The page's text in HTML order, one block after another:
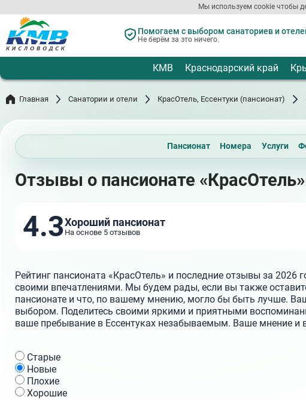
Мы используем cookie чтобы
к
основному
содержанию
Помогаем с выбором санаториев и
Не берём за это ничего.
КМВ Краснодарский край
Главная Санатории и отели КрасОтель, Ессентуки (пансионат)
Пансионат Номера Услуги
Отзывы о пансионате
4.3Хороший пансионат
На основе 5 отзывов
Рейтинг пансионата «КрасОтель» и последние отзывы за 2026
своими впечатлениями. Мы будем рады, если вы также
пансионате и что, по вашему мнению, могло бы быть лучше.
выбором. Поделитесь своими яркими и приятными
ваше пребывание в Ессентуках незабываемым. Ваше мнение и
Cтарые
Новые
Плохие
Хорошие